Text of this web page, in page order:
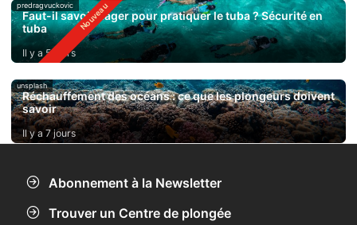
predragvuckovic
Faut-il savoir nager pour pratiquer le tuba ? Sécurité en
tuba
Il y a 5 jours
unsplash
Réchauffement des océans : ce que les plongeurs doivent
savoir
Il y a 7 jours
Abonnement à la Newsletter
Trouver un Centre de plongée